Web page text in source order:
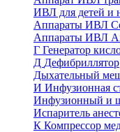
ИВЛ для детей и
Аппараты ИВЛ
Аппараты ИВЛ
Г Генератор
Д Дефибриллятор
Дыхательный
И Инфузионная
Инфузионный и
Испаритель
К Компрессор